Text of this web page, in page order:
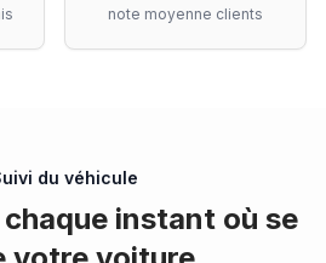
note moyenne clients
du véhicule
instant où se